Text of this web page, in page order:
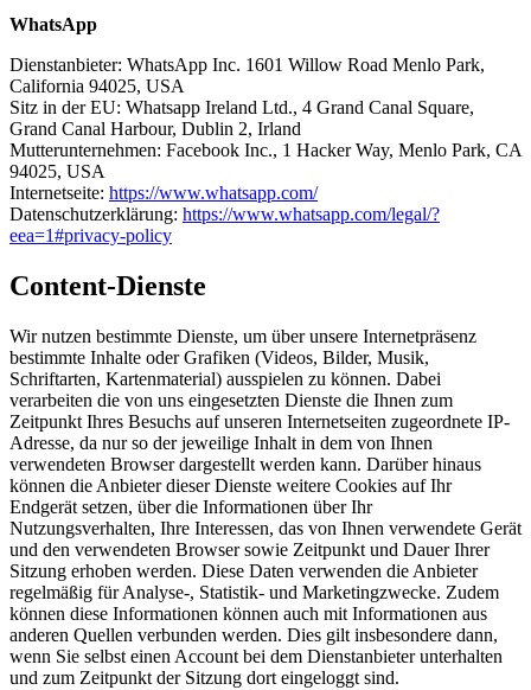
WhatsApp
Dienstanbieter: WhatsApp Inc. 1601 Willow Road Menlo Park,
California 94025, USA
Sitz in der EU: Whatsapp Ireland Ltd., 4 Grand Canal Square,
Grand Canal Harbour, Dublin 2, Irland
Mutterunternehmen: Facebook Inc., 1 Hacker Way, Menlo Park, CA
94025, USA
Internetseite: https://www.whatsapp.com/
Datenschutzerklärung: https://www.whatsapp.com/legal/?
eea=1#privacy-policy
Content-Dienste
Wir nutzen bestimmte Dienste, um über unsere Internetpräsenz
bestimmte Inhalte oder Grafiken (Videos, Bilder, Musik,
Schriftarten, Kartenmaterial) ausspielen zu können. Dabei
verarbeiten die von uns eingesetzten Dienste die Ihnen zum
Zeitpunkt Ihres Besuchs auf unseren Internetseiten zugeordnete IP-
Adresse, da nur so der jeweilige Inhalt in dem von Ihnen
verwendeten Browser dargestellt werden kann. Darüber hinaus
können die Anbieter dieser Dienste weitere Cookies auf Ihr
Endgerät setzen, über die Informationen über Ihr
Nutzungsverhalten, Ihre Interessen, das von Ihnen verwendete Gerät
und den verwendeten Browser sowie Zeitpunkt und Dauer Ihrer
Sitzung erhoben werden. Diese Daten verwenden die Anbieter
regelmäßig für Analyse-, Statistik- und Marketingzwecke. Zudem
können diese Informationen können auch mit Informationen aus
anderen Quellen verbunden werden. Dies gilt insbesondere dann,
wenn Sie selbst einen Account bei dem Dienstanbieter unterhalten
und zum Zeitpunkt der Sitzung dort eingeloggt sind.